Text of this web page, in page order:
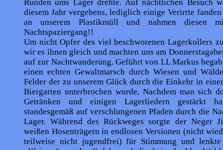
Runden ums Lager drehte. Auf nächtlichen Besuch
diesem Jahr vergebens, lediglich einige Verirrte
an unserem Plastikmüll und nahmen diesen
Nachtspaziergang!!
Um nicht Opfer des viel beschworenen Lagerkollers
wir es ihnen gleich und machten uns am
auf zur Nachtwanderung. Geführt von LL Markus
einen echten Gewaltmarsch durch Wiesen und
Felder der zu unserem Glück durch die Einkehr in
Biergarten unterbrochen wurde. Nachdem man sich
Getränken und einigen Lagerliedern gestärkt
standesgemäß auf verschlungenen Pfaden durch die
Lager. Während des Rückweges sorgte der Neger
weißen Hosenträgern in endlosen Versionen (nicht
teilweise nicht jugendfrei) für Stimmung und lenkte